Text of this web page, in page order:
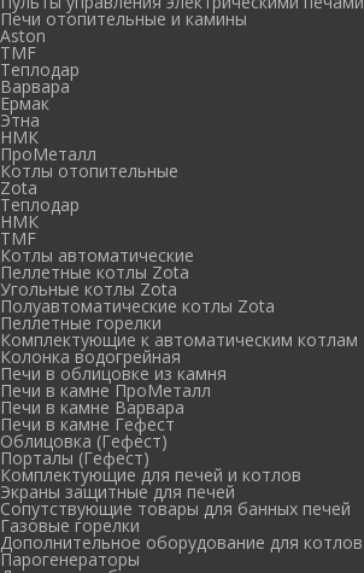
Печи отопительные и камины
Aston
TMF
Теплодар
Варвара
Ермак
Этна
НМК
ПроМеталл
Котлы отопительные
Zota
Теплодар
НМК
TMF
Котлы автоматические
Пеллетные котлы Zota
Угольные котлы Zota
Полуавтоматические котлы Zota
Пеллетные горелки
Комплектующие к автоматическим котлам
Колонка водогрейная
Печи в облицовке из камня
Печи в камне ПроМеталл
Печи в камне Варвара
Печи в камне Гефест
Облицовка (Гефест)
Порталы (Гефест)
Комплектующие для печей и котлов
Экраны защитные для печей
Сопутствующие товары для банных печей
Газовые горелки
Дополнительное оборудование для котлов
Парогенераторы